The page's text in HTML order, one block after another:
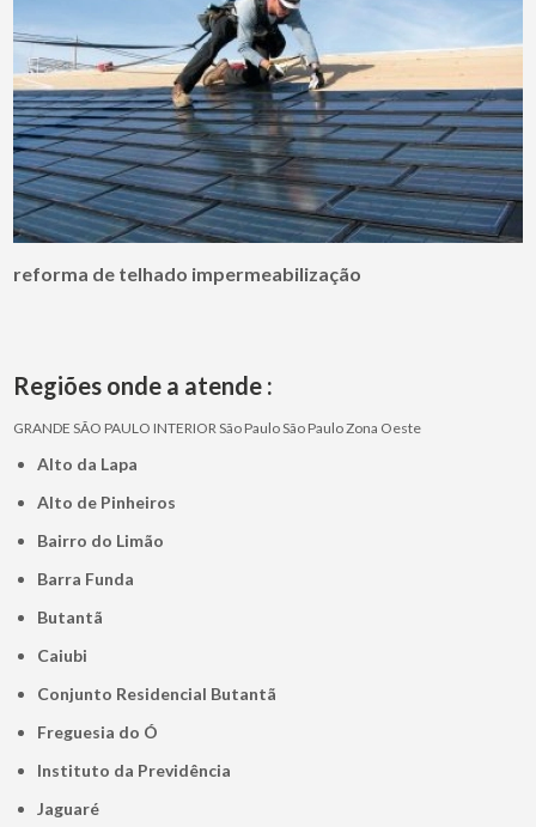
reforma de telhado impermeabilização
Regiões onde a atende :
GRANDE SÃO PAULO INTERIORSão PauloSão PauloZona Oeste
Alto da Lapa
Alto de Pinheiros
Bairro do Limão
Barra Funda
Butantã
Caiubi
Conjunto Residencial Butantã
Freguesia do Ó
Instituto da Previdência
Jaguaré